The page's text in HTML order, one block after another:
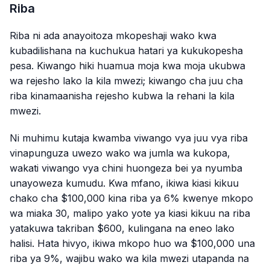
Riba
Riba ni ada anayoitoza mkopeshaji wako kwa
kubadilishana na kuchukua hatari ya kukukopesha
pesa. Kiwango hiki huamua moja kwa moja ukubwa
wa rejesho lako la kila mwezi; kiwango cha juu cha
riba kinamaanisha rejesho kubwa la rehani la kila
mwezi.
Ni muhimu kutaja kwamba viwango vya juu vya riba
vinapunguza uwezo wako wa jumla wa kukopa,
wakati viwango vya chini huongeza bei ya nyumba
unayoweza kumudu. Kwa mfano, ikiwa kiasi kikuu
chako cha $100,000 kina riba ya 6% kwenye mkopo
wa miaka 30, malipo yako yote ya kiasi kikuu na riba
yatakuwa takriban $600, kulingana na eneo lako
halisi. Hata hivyo, ikiwa mkopo huo wa $100,000 una
riba ya 9%, wajibu wako wa kila mwezi utapanda na